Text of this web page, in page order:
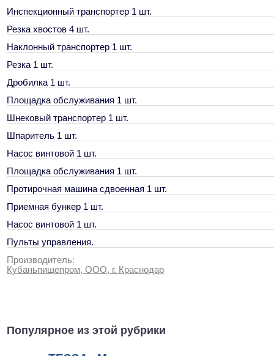
Инспекционный транспортер 1 шт.
Резка хвостов 4 шт.
Наклонный транспортер 1 шт.
Резка 1 шт.
Дробилка 1 шт.
Площадка обслуживания 1 шт.
Шнековый транспортер 1 шт.
Шпаритель 1 шт.
Насос винтовой 1 шт.
Площадка обслуживания 1 шт.
Протирочная машина сдвоенная 1 шт.
Приемная бункер 1 шт.
Насос винтовой 1 шт.
Пульты управления.
Производитель:
Кубаньпищепром, ООО, г. Краснодар
Популярное из этой рубрики